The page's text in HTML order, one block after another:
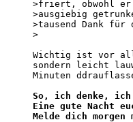
>friert, obwohl er
>ausgiebig
>tausend Dank für
>
Wichtig ist vor
sondern leicht
Minuten
So, ich denke,
Eine gute Nacht
Melde dich